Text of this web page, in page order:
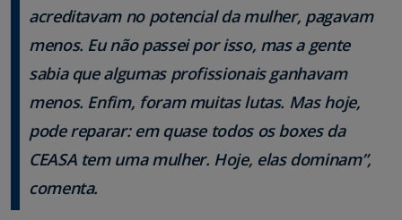
acreditavam no potencial da mulher, pagavam
menos. Eu não passei por isso, mas a gente
sabia que algumas profissionais ganhavam
menos. Enfim, foram muitas lutas. Mas hoje,
pode reparar: em quase todos os boxes da
CEASA tem uma mulher. Hoje, elas dominam”,
comenta.